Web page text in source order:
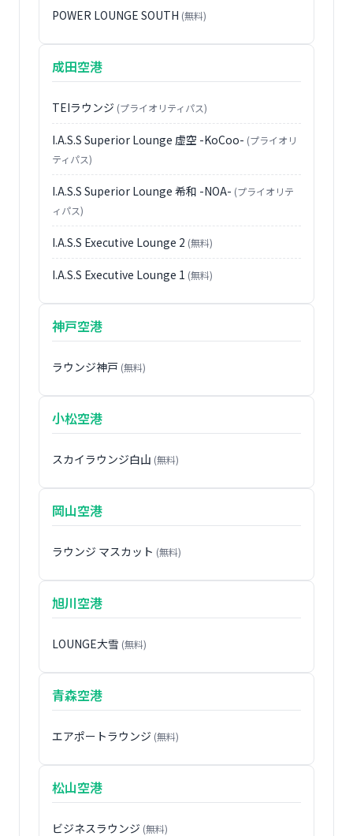
POWER LOUNGE SOUTH (無料)
成田空港
TEIラウンジ (プライオリティパス)
I.A.S.S Superior Lounge 虚空 -KoCoo- (プライオリ
ティパス)
I.A.S.S Superior Lounge 希和 -NOA- (プライオリテ
ィパス)
I.A.S.S Executive Lounge 2 (無料)
I.A.S.S Executive Lounge 1 (無料)
神戸空港
ラウンジ神戸 (無料)
小松空港
スカイラウンジ白山 (無料)
岡山空港
ラウンジ マスカット (無料)
旭川空港
LOUNGE大雪 (無料)
青森空港
エアポートラウンジ (無料)
松山空港
ビジネスラウンジ (無料)